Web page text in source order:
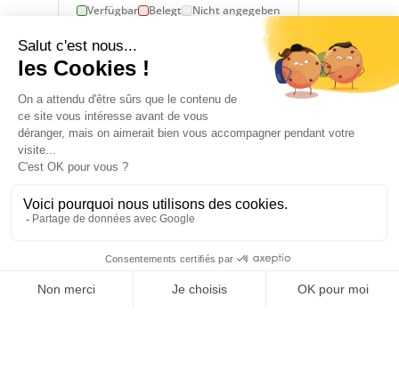
Verfügbar Belegt Nicht angegeben
1 January 2026 → 31 December 2026
UNTERKUNFT
4